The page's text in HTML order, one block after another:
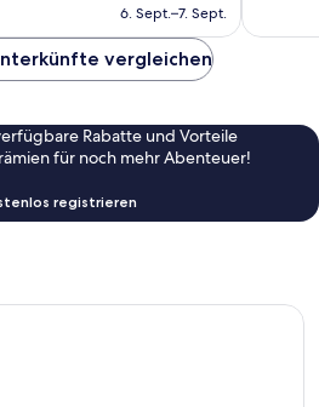
beträgt
6. Sept.–7. Sept.
vergleichen
Rabatte und Vorteile
für noch mehr Abenteuer!
registrieren